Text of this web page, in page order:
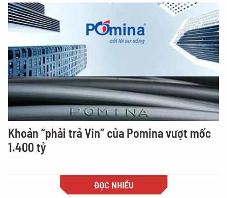
Khoản “phải trả Vin” của Pomina vượt mốc
1.400 tỷ
ĐỌC NHIỀU